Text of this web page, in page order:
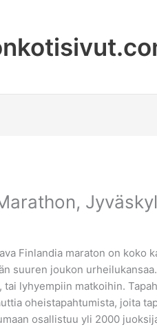
Finlandia maraton on koko
suuren joukon
tai lyhyempiin matkoihin.
oheistapahtumista, joita
osallistuu yli 2000